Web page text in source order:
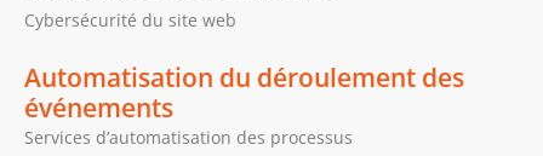
Cybersécurité du site web
Automatisation du déroulement des
événements
Services d’automatisation des processus